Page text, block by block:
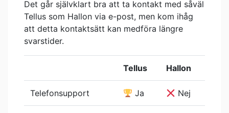
Det går självklart bra att ta kontakt med såväl
Tellus som Hallon via e-post, men kom ihåg
att detta kontaktsätt kan medföra längre
svarstider.
Tellus Hallon
Telefonsupport Ja Nej